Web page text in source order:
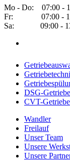
Mo - Do: 07:00 -
Fr: 07:00 -
Sa: 09:00 -
DSG-Getriebe
CVT-Getriebe
Wandler
Freilauf
Unser Team
Unsere
Unsere